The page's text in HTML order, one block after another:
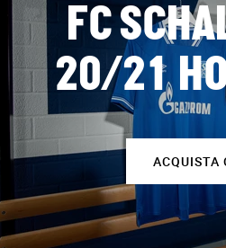
FC
20/21
ACQUISTA